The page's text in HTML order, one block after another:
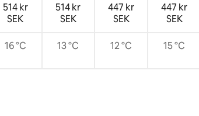
514 kr
SEK
514 kr
SEK
447 kr
SEK
447 kr
SEK
16 °C 13 °C 12 °C 15 °C